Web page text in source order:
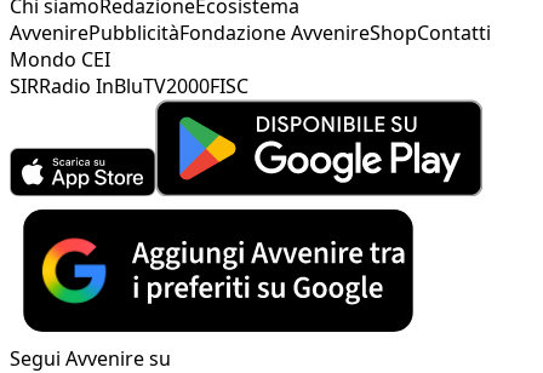
Chi siamoRedazioneEcosistema
AvvenirePubblicitàFondazione AvvenireShopContatti
Mondo CEI
SIRRadio InBluTV2000FISC
Segui Avvenire su